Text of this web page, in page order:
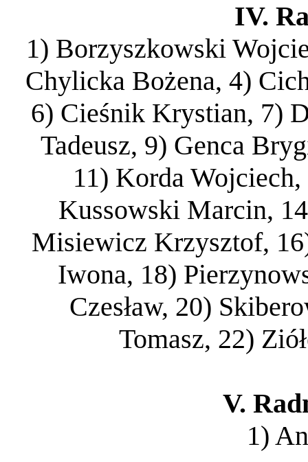
IV.
1) Borzyszkowski
Chylicka Bożena, 4)
6) Cieśnik Krystian, 7)
Tadeusz, 9) Genca
11) Korda
Kussowski Marcin,
Misiewicz Krzysztof,
Iwona, 18)
Czesław, 20)
Tomasz, 22)
V.
1)